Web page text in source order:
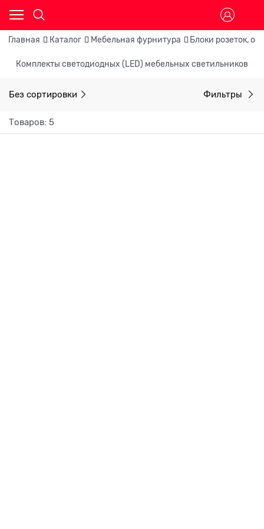
Главная Каталог Мебельная фурнитура Блоки розеток,
Комплекты светодиодных (LED) мебельных светильников
Без сортировки Фильтры
Товаров: 5